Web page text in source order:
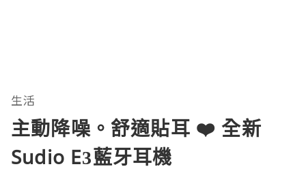
生活
主動降噪。舒適貼耳 ❤️ 全新
Sudio E3藍牙耳機